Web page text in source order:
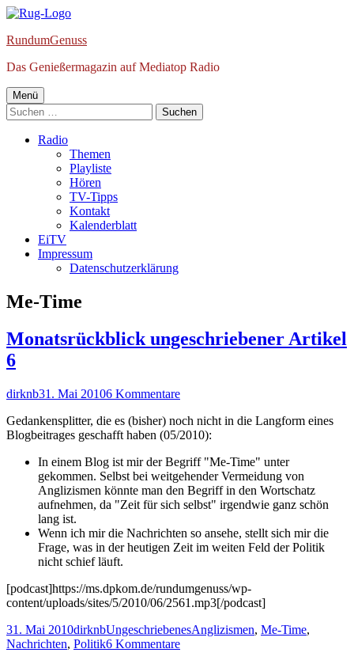
Springe
Inhalt
RundumGenuss
Das Genießermagazin auf Mediatop Radio
Primäres
Menü
Menü
Suchen
nach:
Radio
Themen
Playliste
Hören
TV-Tipps
Kontakt
Kalenderblatt
EiTV
Impressum
Datenschutzerklärung
Schlagwort:
Me-Time
Monatsrückblick ungeschriebener Artikel
6
Autor
dirknbVeröffentlicht
31. Mai 20106 Kommentarezu
ungeschriebener
Artikel
Gedankensplitter, die es (bisher) noch nicht in die Langform eines
Blogbeitrages geschafft haben (05/2010):
In einem Blog ist mir der Begriff "Me-Time" unter
gekommen. Selbst bei weitgehender Vermeidung von
Anglizismen könnte man den Begriff in den Wortschatz
aufnehmen, da "Zeit für sich selbst" irgendwie ganz schön
lang ist.
Wenn ich mir die Nachrichten so ansehe, stellt sich mir die
Frage, was in der heutigen Zeit im weiten Feld der Politik
nicht schief läuft.
[podcast]https://ms.dpkom.de/rundumgenuss/wp-
content/uploads/sites/5/2010/06/2561.mp3[/podcast]
Veröffentlicht
am
31. Mai 2010Autor
dirknbKategorien
UngeschriebenesSchlagwörter
Anglizismen, Me-Time,
Nachrichten, Politik6 Kommentarezu